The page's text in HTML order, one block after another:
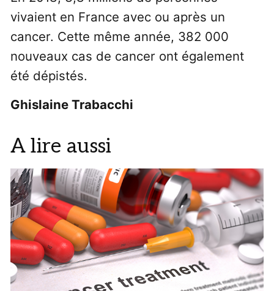
vivaient en France avec ou après un
cancer. Cette même année, 382 000
nouveaux cas de cancer ont également
été dépistés.
Ghislaine Trabacchi
A lire aussi